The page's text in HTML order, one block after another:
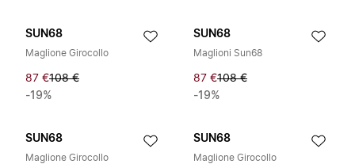
SUN68
Maglione Girocollo
87 €108 €
-19%
SUN68
Maglioni Sun68
87 €108 €
-19%
SUN68
Maglione Girocollo
SUN68
Maglione Girocollo